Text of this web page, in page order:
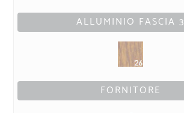
ALLUMINIO FASCIA 3
FORNITORE